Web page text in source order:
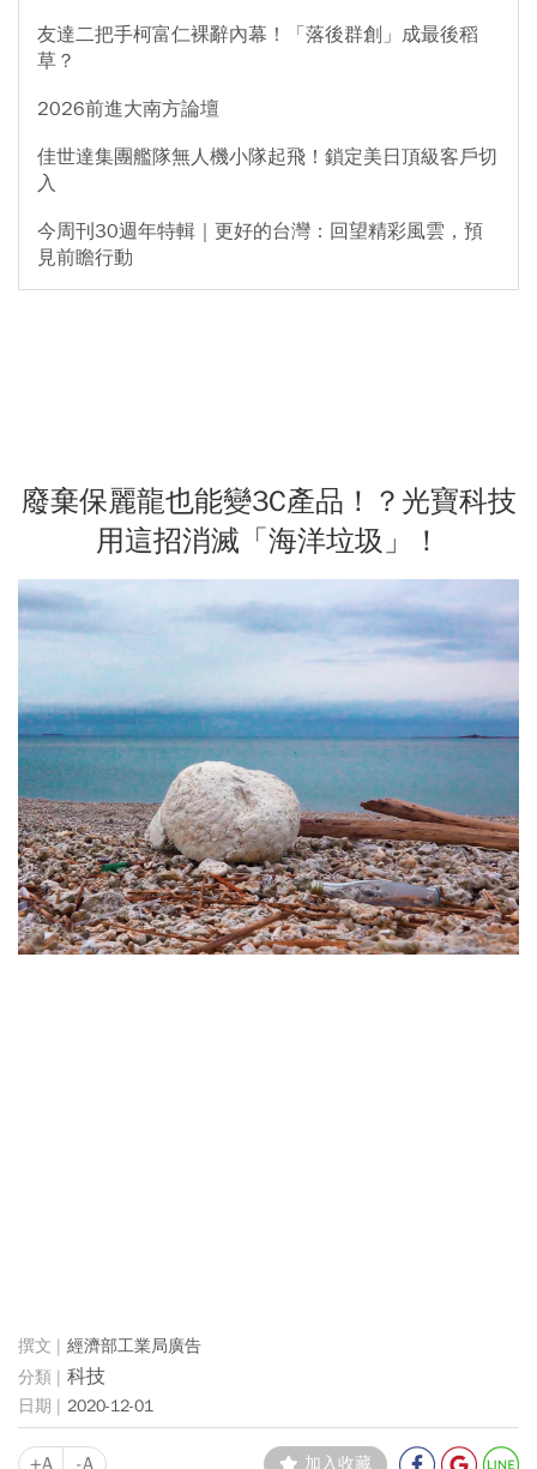
友達二把手柯富仁裸辭內幕！「落後群創」成最後稻
草？
2026前進大南方論壇
佳世達集團艦隊無人機小隊起飛！鎖定美日頂級客戶切
入
今周刊30週年特輯｜更好的台灣：回望精彩風雲，預
見前瞻行動
廢棄保麗龍也能變3C產品！？光寶科技
用這招消滅「海洋垃圾」！
經濟部工業局廣告
科技
2020-12-01
加入收藏